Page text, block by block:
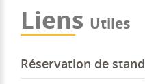
Liens Utiles
Réservation de stand